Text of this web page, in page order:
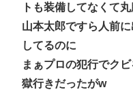
トも装備してなくて
山本太郎ですら人前
してるのに
まぁプロの犯行でク
獄行きだったがw